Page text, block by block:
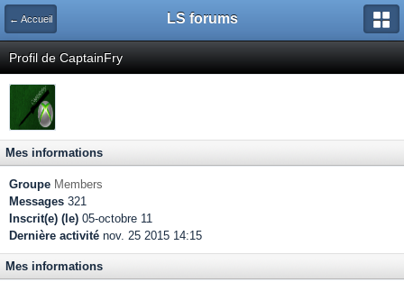
← Accueil LS forums
Profil de CaptainFry
Mes informations
Groupe Members
Messages 321
Inscrit(e) (le) 05-octobre 11
Dernière activité nov. 25 2015 14:15
Mes informations